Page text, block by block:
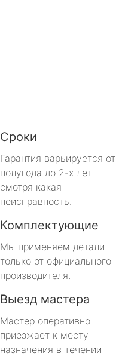
Сроки
Гарантия варьируется от
полугода до 2-х лет
смотря какая
неисправность.
Комплектующие
Мы применяем детали
только от официального
производителя.
Выезд мастера
Мастер оперативно
приезжает к месту
назначения в течении